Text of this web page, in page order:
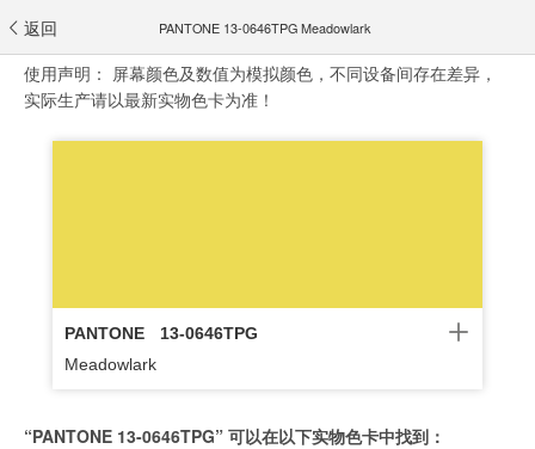
返回 PANTONE 13-0646TPG Meadowlark
使用声明： 屏幕颜色及数值为模拟颜色，不同设备间存在差异，
实际生产请以最新实物色卡为准！
PANTONE
13-0646TPG
Meadowlark
“PANTONE 13-0646TPG” 可以在以下实物色卡中找到：